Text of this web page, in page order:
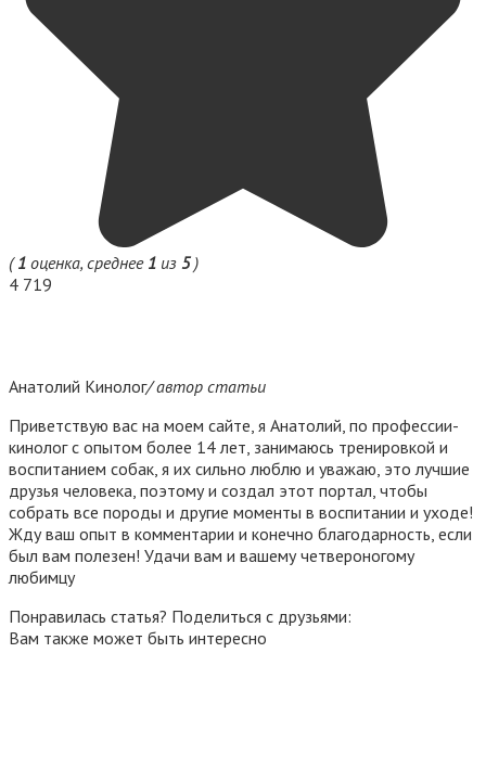
(1 оценка, среднее 1 из 5)
4 719
Анатолий Кинолог/ автор статьи
Приветствую вас на моем сайте, я Анатолий, по профессии-
кинолог с опытом более 14 лет, занимаюсь тренировкой и
воспитанием собак, я их сильно люблю и уважаю, это лучшие
друзья человека, поэтому и создал этот портал, чтобы
собрать все породы и другие моменты в воспитании и уходе!
Жду ваш опыт в комментарии и конечно благодарность, если
был вам полезен! Удачи вам и вашему четвероногому
любимцу
Понравилась статья? Поделиться с друзьями:
Вам также может быть интересно